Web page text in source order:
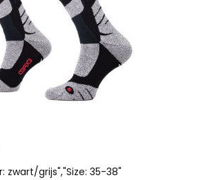
zwart/grijs","Size: 35-38"